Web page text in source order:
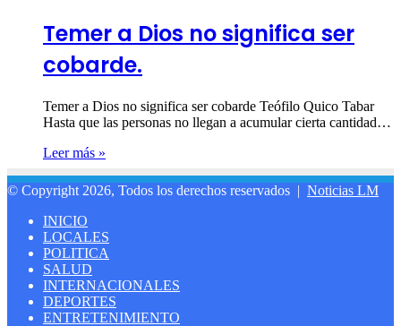
Temer a Dios no significa ser
cobarde.
Temer a Dios no significa ser cobarde Teófilo Quico Tabar
Hasta que las personas no llegan a acumular cierta cantidad…
Leer más »
© Copyright 2026, Todos los derechos reservados | Noticias LM
INICIO
LOCALES
POLITICA
SALUD
INTERNACIONALES
DEPORTES
ENTRETENIMIENTO